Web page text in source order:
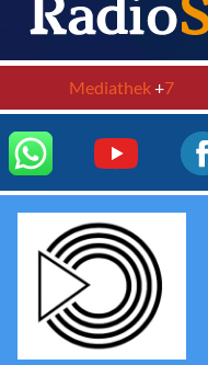
Mediathek+7